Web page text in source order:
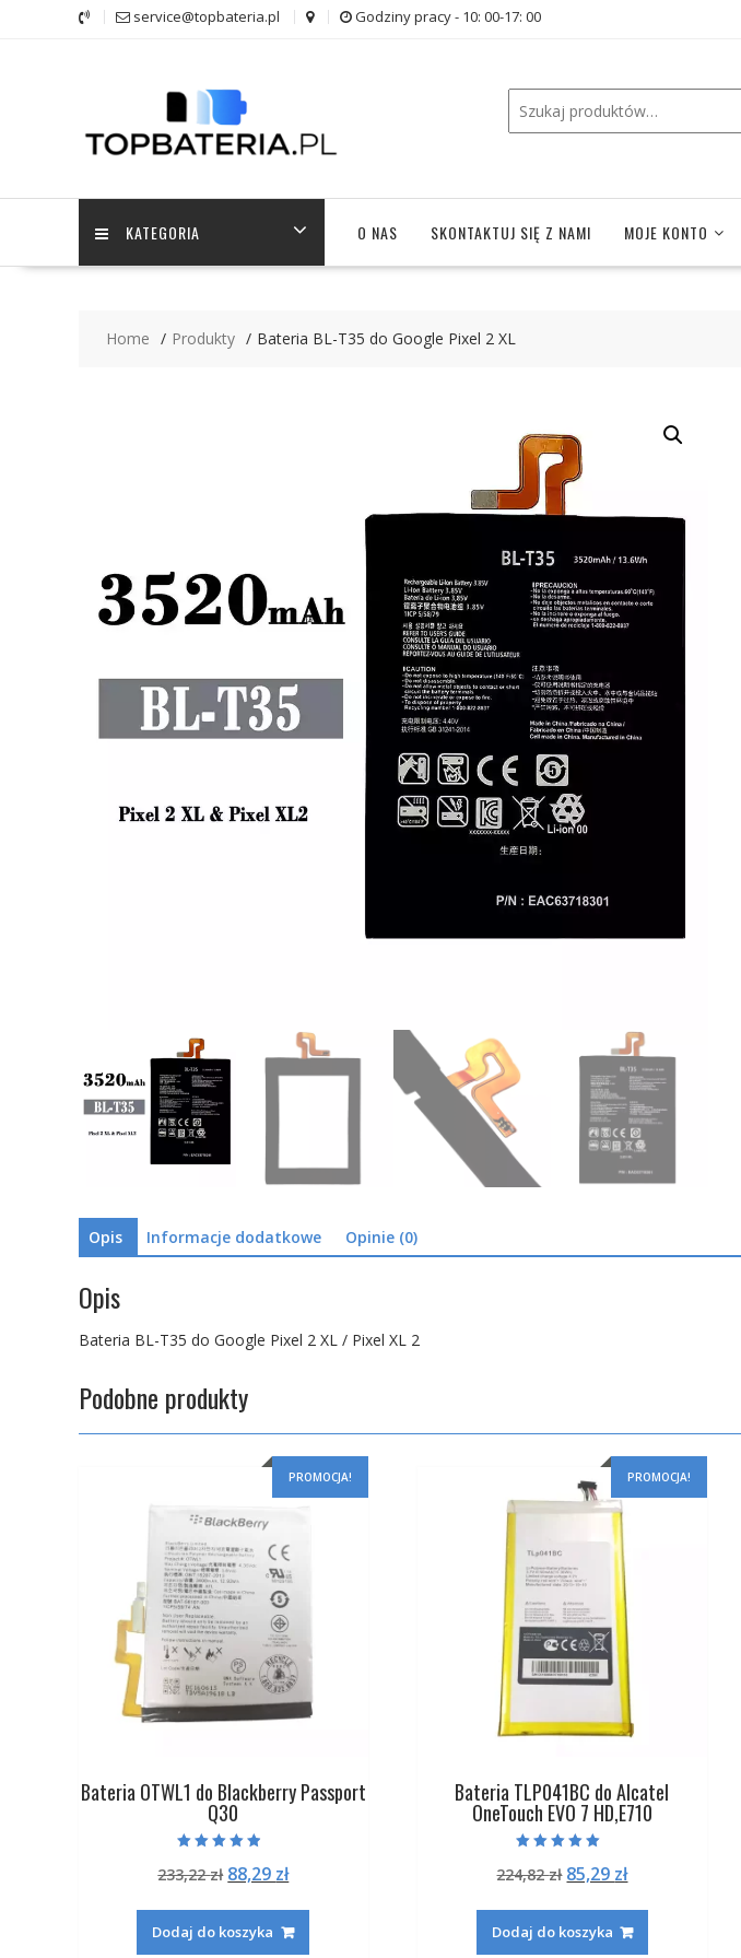
service@topbateria.pl Godziny pracy - 10: 00-17: 00
KATEGORIA O NAS SKONTAKTUJ SIĘ Z NAMI MOJE KONTO
Home Produkty Bateria BL-T35 do Google Pixel 2 XL
Opis Informacje dodatkowe Opinie (0)
Opis
Bateria BL-T35 do Google Pixel 2 XL / Pixel XL 2
Podobne produkty
PROMOCJA!
Bateria OTWL1 do Blackberry Passport
Q30
4.50
na 5
233,22zł Pierwotna
wynosiła:
233,22 zł.
88,29 złAktualna
88,29 zł.
Dodaj do koszyka
PROMOCJA!
Bateria TLP041BC do Alcatel
OneTouch EVO 7 HD,E710
5.00
na 5
224,82zł Pierwotna
wynosiła:
224,82 zł.
85,29 złAktualna
85,29 zł.
Dodaj do koszyka